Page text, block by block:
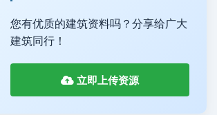
您有优质的建筑资料吗？分享给广大
建筑同行！
立即上传资源